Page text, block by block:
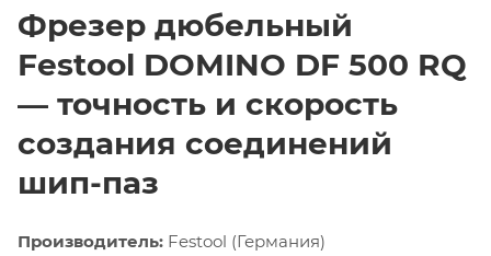
Фрезер дюбельный
Festool DOMINO DF 500 RQ
— точность и скорость
создания соединений
шип-паз
Производитель: Festool (Германия)